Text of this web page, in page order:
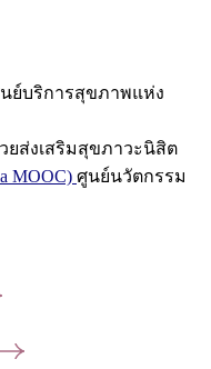
ย์บริการสุขภาพแห่ง
ยส่งเสริมสุขภาวะนิสิต
MOOC) ศูนย์นวัตกรรม